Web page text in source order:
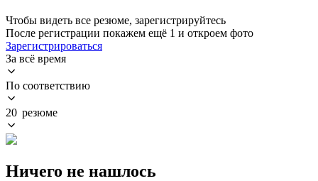
Чтобы видеть все резюме, зарегистрируйтесь
После регистрации покажем ещё 1 и откроем фото
Зарегистрироваться
За всё время
По соответствию
20 резюме
Ничего не нашлось